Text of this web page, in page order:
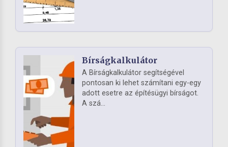
Bírságkalkulátor
A Bírságkalkulátor segítségével
pontosan ki lehet számítani egy-egy
adott esetre az építésügyi bírságot.
A szá...